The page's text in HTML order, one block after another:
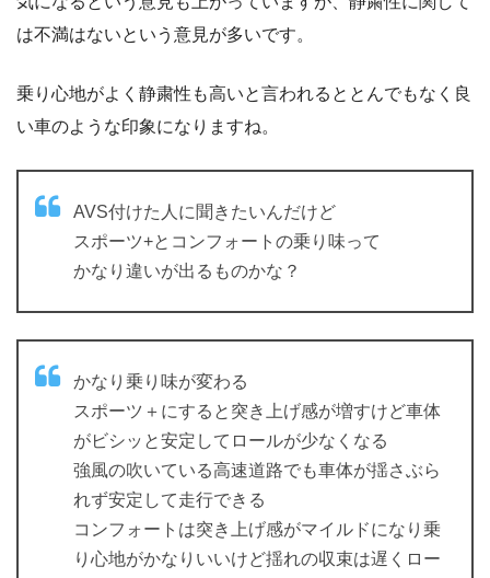
は不満はないという意見が多いです。
乗り心地がよく静粛性も高いと言われるととんでもなく良
い車のような印象になりますね。
AVS付けた人に聞きたいんだけど
スポーツ+とコンフォートの乗り味って
かなり違いが出るものかな？
かなり乗り味が変わる
スポーツ＋にすると突き上げ感が増すけど車体
がビシッと安定してロールが少なくなる
強風の吹いている高速道路でも車体が揺さぶら
れず安定して走行できる
コンフォートは突き上げ感がマイルドになり乗
り心地がかなりいいけど揺れの収束は遅くロー